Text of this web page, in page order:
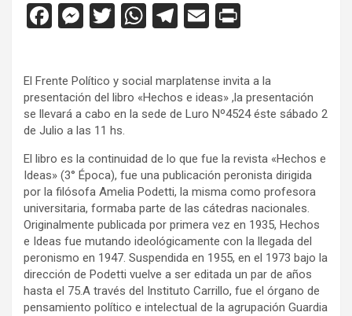
F
b
o
o
k
M
n
g
er
T
er
W
s
A
p
T
gr
a
E
ri
e
dl
y
El Frente Político y social marplatense invita a la
presentación del libro «Hechos e ideas» ,la presentación
se llevará a cabo en la sede de Luro Nº4524 éste sábado 2
de Julio a las 11 hs.
El libro es la continuidad de lo que fue la revista «Hechos e
Ideas» (3° Época), fue una publicación peronista dirigida
por la filósofa Amelia Podetti, la misma como profesora
universitaria, formaba parte de las cátedras nacionales.
Originalmente publicada por primera vez en 1935, Hechos
e Ideas fue mutando ideológicamente con la llegada del
peronismo en 1947. Suspendida en 1955, en el 1973 bajo la
dirección de Podetti vuelve a ser editada un par de años
hasta el 75.A través del Instituto Carrillo, fue el órgano de
pensamiento político e intelectual de la agrupación Guardia